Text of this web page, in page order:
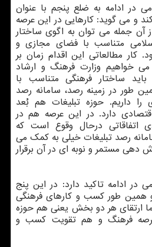
در ادامه به ضلع پنجم با عنوان
و می گوید: کارهایی در این عرصه
آن جمله می توان به اگوی ساختار
متناسب با فضای مجازی و
کار مطالعاتی این اقدام زمان بر
می خواهیم وزارت فرهنگ و ارشاد
باید ساختار فرهنگی متناسب با
طور در زمینه رصد، سامانه رصد
داریم. حوزه تبلیغات هم بُعد
دارد. در این عرصه هم در
اتفاقاتی درحال وقوع است که
رصد تبلیغات خیلی به کمک می
دهی مستمر و نوبه ای در آن برقرار
در ادامه تاکید دارد: در این پنج
همین طور کسب و کارهای فرهنگی
ارتقای هر دو بخش یعنی هم حوزه
عرصه فرهنگ و هم تقویت کسب و